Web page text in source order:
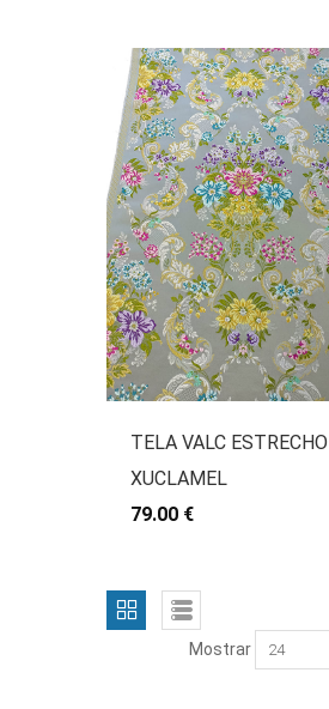
TELA VALC ESTRECHO
XUCLAMEL
79.00 €
Mostrar